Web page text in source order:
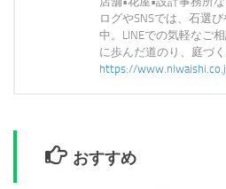
ログやSNSでは、石選
中。LINEでの気軽なご
に歩んだ道のり、庭づ
https://
おすすめ